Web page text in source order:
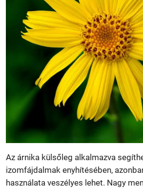
Az árnika külsőleg alkalmazva
izomfájdalmak enyhítésében,
használata veszélyes lehet. Nagy